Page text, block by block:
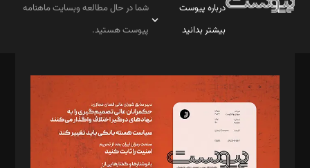
درباره پیوست
بیشتر بدانید
شما در حال مطالعه وبسایت ماهنامه
پیوست هستید.
مدیر مسئول: محمدباقر اثنی‌عشری
سردبیر: مهرک محمودی
دبیر تحریریه: میثم قاسمی
د‌بیر ناداستان: سمانه سمیع
د‌بیر خدمت و تجارت: ابوالفضل رجبی